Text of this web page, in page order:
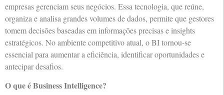
empresas gerenciam seus negócios. Essa tecnologia, que reúne,
organiza e analisa grandes volumes de dados, permite que gestores
tomem decisões baseadas em informações precisas e insights
estratégicos. No ambiente competitivo atual, o BI tornou-se
essencial para aumentar a eficiência, identificar oportunidades e
antecipar desafios.
O que é Business Intelligence?